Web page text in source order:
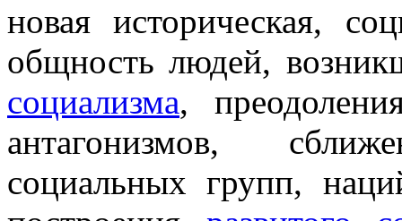
новая историческая,
общность людей,
социализма,
антагонизмов,
социальных групп,